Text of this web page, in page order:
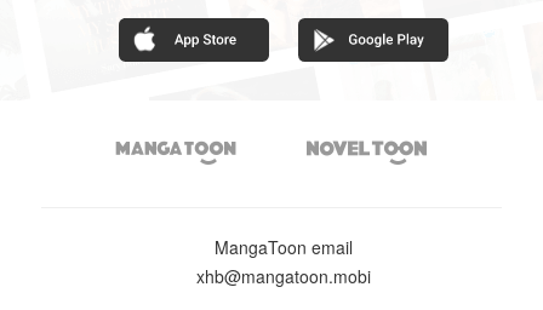
 
MangaToon email
xhb@mangatoon.mobi